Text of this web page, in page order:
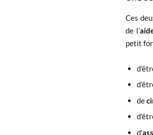
Ces
de l’
petit
de
d'